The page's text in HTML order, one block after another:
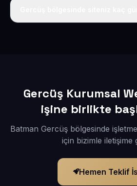
Gercüş Kurumsal
işine birlikte
Batman Gercüş bölgesinde
için bizimle iletişime
Hemen Teklif